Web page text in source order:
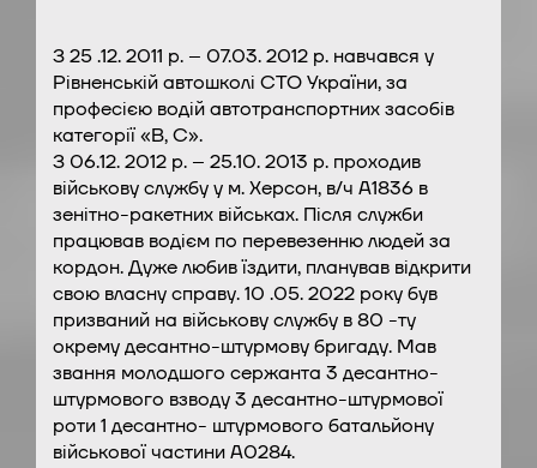
З 25 .12. 2011 р. – 07.03. 2012 р. навчався у
Рівненській автошколі СТО України, за
професією водій автотранспортних засобів
категорії «В, С».
З 06.12. 2012 р. – 25.10. 2013 р. проходив
військову службу у м. Херсон, в/ч А1836 в
зенітно-ракетних військах. Після служби
працював водієм по перевезенню людей за
кордон. Дуже любив їздити, планував відкрити
свою власну справу. 10 .05. 2022 року був
призваний на військову службу в 80 -ту
окрему десантно-штурмову бригаду. Мав
звання молодшого сержанта 3 десантно-
штурмового взводу 3 десантно-штурмової
роти 1 десантно- штурмового батальйону
військової частини А0284.